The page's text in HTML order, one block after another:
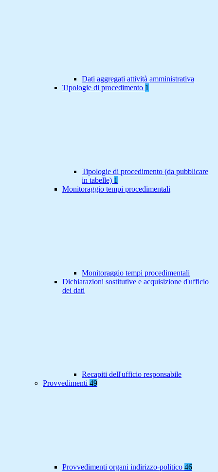
Dati aggregati attività amministrativa
Tipologie di procedimento 1
Tipologie di procedimento (da pubblicare
in tabelle) 1
Monitoraggio tempi procedimentali
Monitoraggio tempi procedimentali
Dichiarazioni sostitutive e acquisizione d'ufficio
dei dati
Recapiti dell'ufficio responsabile
Provvedimenti 49
Provvedimenti organi indirizzo-politico 46